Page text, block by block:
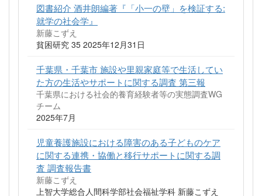
図書紹介 酒井朗編著『「小一の壁」を検証する:
就学の社会学』
新藤こずえ
貧困研究 35 2025年12月31日
千葉県・千葉市 施設や里親家庭等で生活してい
た方の生活やサポートに関する調査 第三報
千葉県における社会的養育経験者等の実態調査WG
チーム
2025年7月
児童養護施設における障害のある子どものケア
に関する連携・協働と移行サポートに関する調
査 調査報告書
新藤こずえ
上智大学総合人間科学部社会福祉学科 新藤こずえ